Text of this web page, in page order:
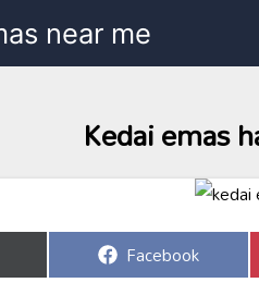
Kedai emas
Share
on
Facebook